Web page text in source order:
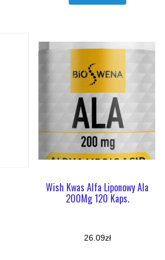
Wish Kwas Alfa Liponowy Ala
200Mg 120 Kaps.
26.09zł